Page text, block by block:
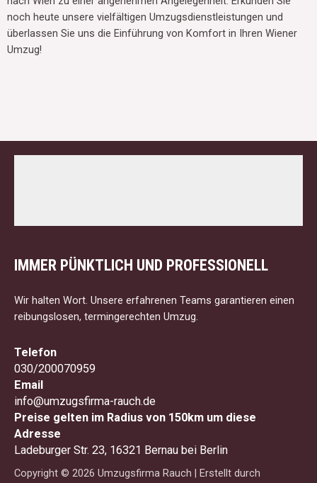
noch heute unsere vielfältigen Umzugsdienstleistungen und
überlassen Sie uns die Einführung von Komfort in Ihren Wiener
Umzug!
IMMER PÜNKTLICH UND PROFESSIONELL
Wir halten Wort. Unsere erfahrenen Teams garantieren einen
reibungslosen, termingerechten Umzug.
Telefon
030/200070959
Email
info@umzugsfirma-rauch.de
Preise gelten im Radius von 150km um diese
Adresse
Ladeburger Str. 23, 16321 Bernau bei Berlin
Copyright © 2026 Umzugsfirma Rauch | Erstellt durch